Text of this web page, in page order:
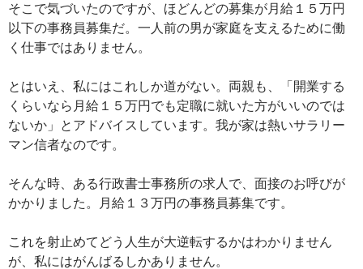
そこで気づいたのですが、ほどんどの募集が月給１５万円
以下の事務員募集だ。一人前の男が家庭を支えるために働
く仕事ではありません。
とはいえ、私にはこれしか道がない。両親も、「開業する
くらいなら月給１５万円でも定職に就いた方がいいのでは
ないか」とアドバイスしています。我が家は熱いサラリー
マン信者なのです。
そんな時、ある行政書士事務所の求人で、面接のお呼びが
かかりました。月給１３万円の事務員募集です。
これを射止めてどう人生が大逆転するかはわかりません
が、私にはがんばるしかありません。